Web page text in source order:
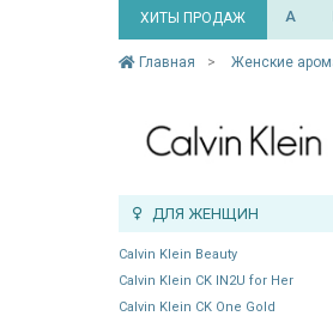
ХИТЫ ПРОДАЖ A
Главная Женские
ДЛЯ ЖЕНЩИН
Calvin Klein Beauty
Calvin Klein CK IN2U for Her
Calvin Klein CK One Gold